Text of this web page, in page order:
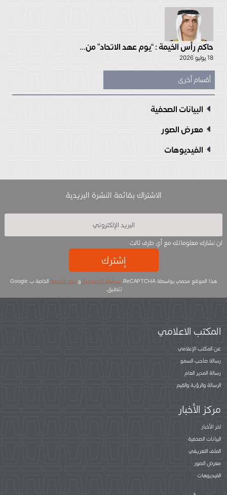
حاكم رأس الخيمة : “يوم عهد الاتحاد” من...
18 يوليو 2026
أقسام أخرى
البيانات الصحفية
معرض الصور
الفيديوهات
الاشتراك بقائمة النشرة البريدية
لن نشارك معلوماتك مع أي طرف ثالث
إشترك
هذا الموقع محمي بواسطة ReCAPTCHA. سياسة الخصوصية وبنود الخدمة
الخاصة ب Google
تتطبق.
المكتب الاعلامي
عن المكتب الإعلامي
رسالة صاحب السمو
رسالة المدير العام
الرسالة والرؤية والقيم
مركز الأخبار
اخر الأخبار
البيانات الصحفية
الملف التعريفي
معرض الصور
الفيديوهات